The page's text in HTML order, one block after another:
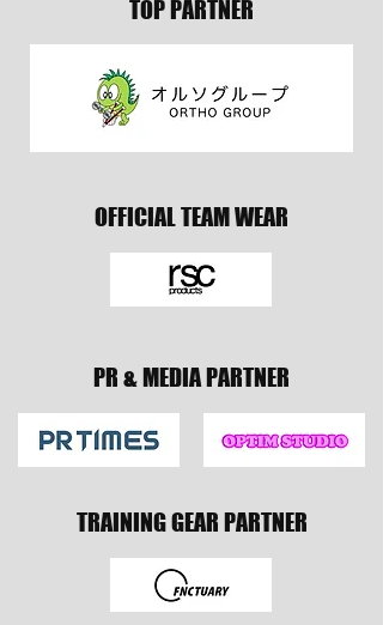
TOP PARTNER
OFFICIAL TEAM WEAR
PR & MEDIA PARTNER
TRAINING GEAR PARTNER